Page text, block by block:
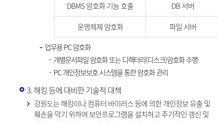
DBMS 암호화 기능 호출
DB 서버
운영체제 암호화
파일 서버
업무용 PC 암호화
개별문서파일 암호화 또는 디렉터리(디스크)암호화 수행
PC 개인정보보호 시스템을 통한 암호화 관리
3. 해킹 등에 대비한 기술적 대책
강원도는 해킹이나 컴퓨터 바이러스 등에 의한 개인정보 유출 및
훼손을 막기 위하여 보안프로그램을 설치하고 주기적인 갱신 및